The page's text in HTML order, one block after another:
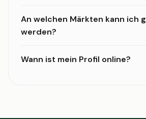
An welchen Märkten kann ich
werden?
Wann ist mein Profil online?